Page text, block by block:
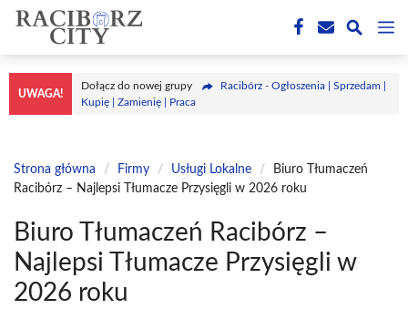
Przejdź
treści
UWAGA!
Dołącz do nowej grupy
Racibórz - Ogłoszenia | Sprzedam |
Kupię | Zamienię | Praca
Strona główna / Firmy / Usługi Lokalne /
Biuro Tłumaczeń
Racibórz – Najlepsi Tłumacze Przysięgli w 2026 roku
Biuro Tłumaczeń Racibórz –
Najlepsi Tłumacze Przysięgli w
2026 roku